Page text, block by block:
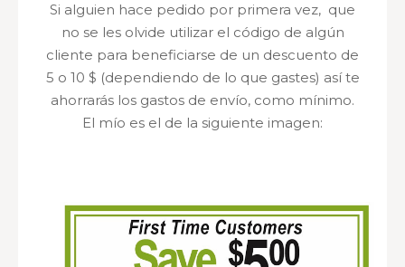
Si alguien hace pedido por primera vez, que
no se les olvide utilizar el código de algún
cliente para beneficiarse de un descuento de
5 o 10 $ (dependiendo de lo que gastes) así te
ahorrarás los gastos de envío, como mínimo.
El mío es el de la siguiente imagen: